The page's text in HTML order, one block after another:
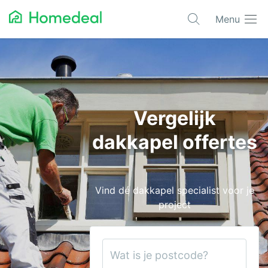
Menu
Populaire projecten
Asbest verwijderen
Dakbedekking
Dakkapel
Glas
Isolatie
Kozijnen
Laadpalen
Schilderwerk
Vergelijk
dakkapel offertes
Vind dé dakkapel specialist voor je
project